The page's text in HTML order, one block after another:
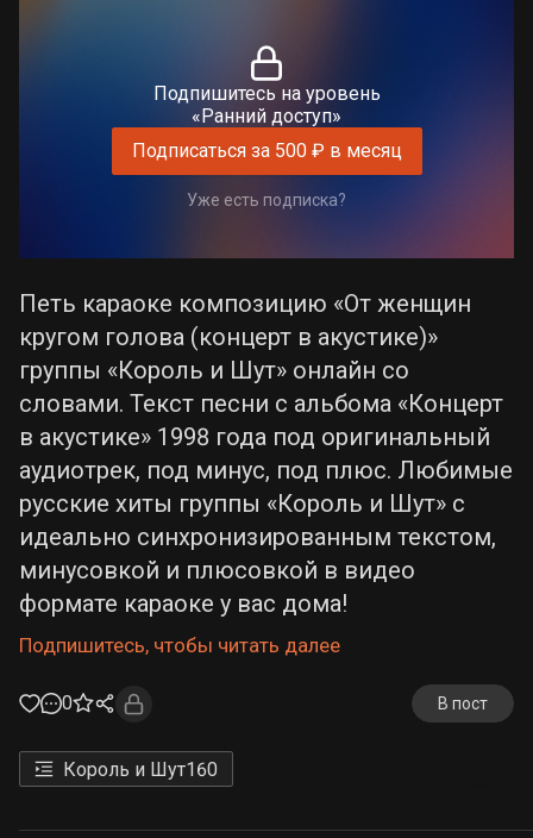
Подпишитесь на уровень
«Ранний доступ»
Подписаться за 500 ₽ в месяц
Уже есть подписка?
Петь караоке композицию «От женщин
кругом голова (концерт в акустике)»
группы «Король и Шут» онлайн со
словами. Текст песни с альбома «Концерт
в акустике» 1998 года под оригинальный
аудиотрек, под минус, под плюс. Любимые
русские хиты группы «Король и Шут» с
идеально синхронизированным текстом,
минусовкой и плюсовкой в видео
формате караоке у вас дома!
Подпишитесь, чтобы читать далее
0 В пост
Король и Шут160